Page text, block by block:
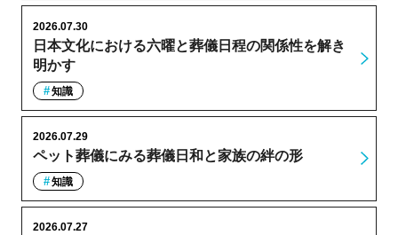
日本文化における六曜と葬儀日程の関係性を解き
明かす
2026.07.30
知識
ペット葬儀にみる葬儀日和と家族の絆の形
2026.07.29
知識
2026.07.27